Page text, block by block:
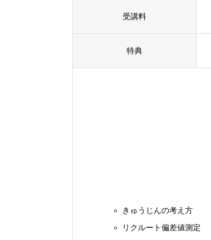
受講料
特典
きゅうじんの考え方
リクルート偏差値測定